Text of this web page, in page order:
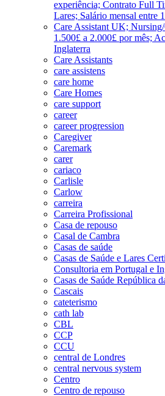
experiência; Contrato Full
Lares; Salário mensal entre
Care Assistant UK;
1.500£ a 2.000£ por mês;
Inglaterra
Care Assistants
care assistens
care home
Care Homes
care support
career
career progression
Caregiver
Caremark
carer
cariaco
Carlisle
Carlow
carreira
Carreira Profissional
Casa de repouso
Casal de Cambra
Casas de saúde
Casas de Saúde e Lares
Consultoria em Portugal e
Casas de Saúde República
Cascais
cateterismo
cath lab
CBL
CCP
CCU
central de Londres
central nervous system
Centro
Centro de repouso